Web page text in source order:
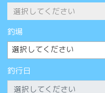
釣場
選択してください
釣行日